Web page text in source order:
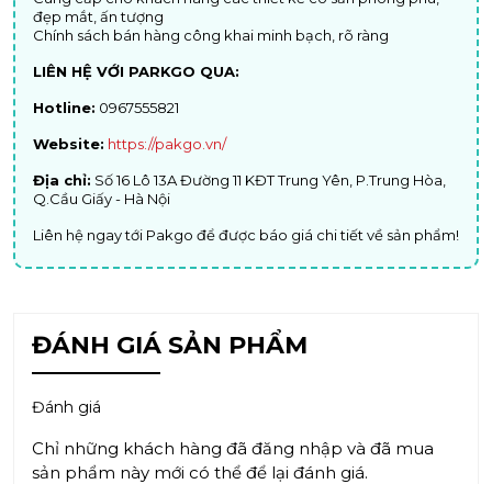
đẹp mắt, ấn tượng
Chính sách bán hàng công khai minh bạch, rõ ràng
LIÊN HỆ VỚI PARKGO QUA:
Hotline: 0967555821
Website: https://pakgo.vn/
Địa chỉ: Số 16 Lô 13A Đường 11 KĐT Trung Yên, P.Trung Hòa,
Q.Cầu Giấy - Hà Nội
Liên hệ ngay tới Pakgo để được báo giá chi tiết về sản phẩm!
ĐÁNH GIÁ SẢN PHẨM
Đánh giá
Chỉ những khách hàng đã đăng nhập và đã mua
sản phẩm này mới có thể để lại đánh giá.